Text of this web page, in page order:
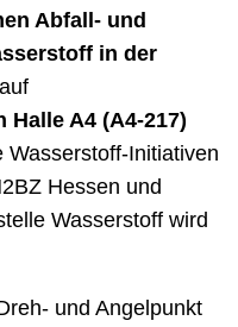
Abfall- und
in der
Halle A4 (A4-217)
Initiativen
Hessen und
Wasserstoff wird
und Angelpunkt